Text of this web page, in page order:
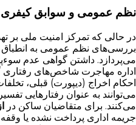
نظم عمومی و سوابق کیفری
در حالی که تمرکز امنیت ملی بر
بررسی‌های نظم عمومی به انطباق
می‌پردازد. داشتن گواهی عدم
اداره مهاجرت شاخص‌های رفتاری
احکام اخراج (دیپورت) قبلی،
می‌توانند به عنوان رفتارهایی
می‌کنند. برای متقاضیان ساکن در
جریمه اداری پرداخت نشده یا وقفه